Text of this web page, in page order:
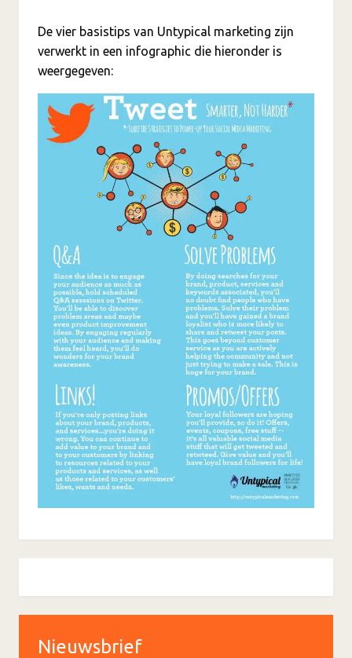
De vier basistips van Untypical marketing zijn
verwerkt in een infographic die hieronder is
weergegeven:
Nieuwsbrief